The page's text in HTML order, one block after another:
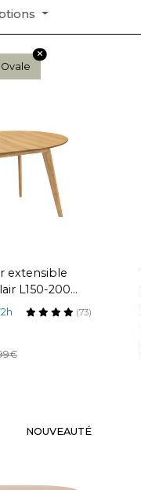
Ovale
extensible
L150-200
(73)
NOUVEAUTÉ